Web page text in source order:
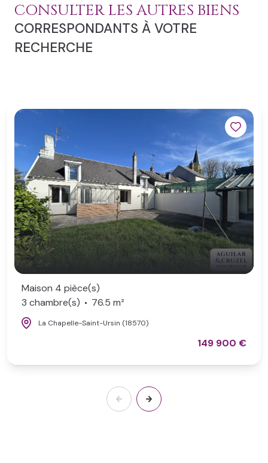
CONSULTER LES AUTRES BIENS
CORRESPONDANTS À VOTRE
RECHERCHE
Maison 4 pièce(s)
3 chambre(s)
76.5 m²
La Chapelle-Saint-Ursin (18570)
149 900 €